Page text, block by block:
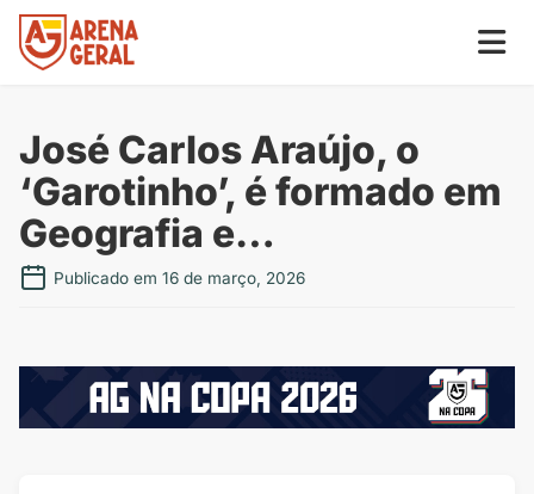
José Carlos Araújo, o
‘Garotinho’, é formado em
Geografia e…
Publicado em 16 de março, 2026